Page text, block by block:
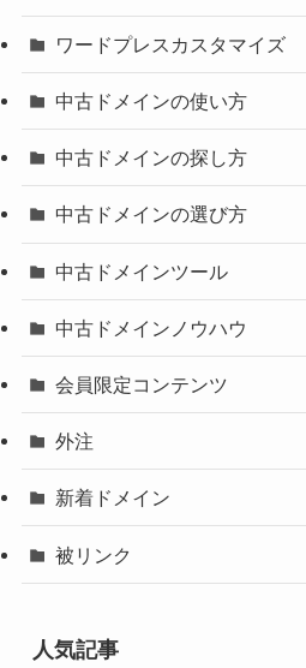
ワードプレスカスタマイズ
中古ドメインの使い方
中古ドメインの探し方
中古ドメインの選び方
中古ドメインツール
中古ドメインノウハウ
会員限定コンテンツ
外注
新着ドメイン
被リンク
人気記事